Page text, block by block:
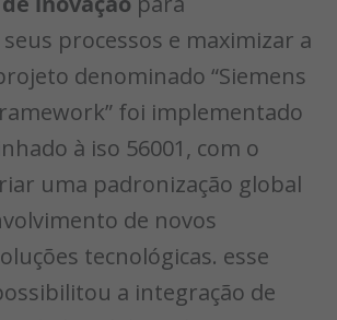
processos e maximizar a
denominado “Siemens
foi implementado
à iso 56001, com o
uma padronização global
de novos
tecnológicas. esse
a integração de